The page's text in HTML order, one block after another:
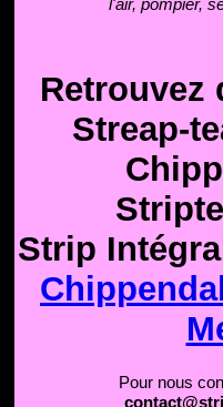
l'air, pompier,
Retrouvez
Streap-
Strip
Pour nous